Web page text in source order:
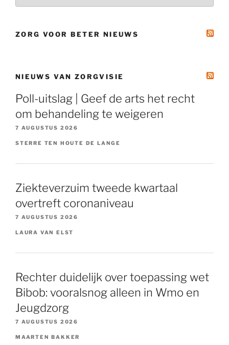
ZORG VOOR BETER NIEUWS
NIEUWS VAN ZORGVISIE
Poll-uitslag | Geef de arts het recht
om behandeling te weigeren
7 AUGUSTUS 2026
STERRE TEN HOUTE DE LANGE
Ziekteverzuim tweede kwartaal
overtreft coronaniveau
7 AUGUSTUS 2026
LAURA VAN ELST
Rechter duidelijk over toepassing wet
Bibob: vooralsnog alleen in Wmo en
Jeugdzorg
7 AUGUSTUS 2026
MAARTEN BAKKER